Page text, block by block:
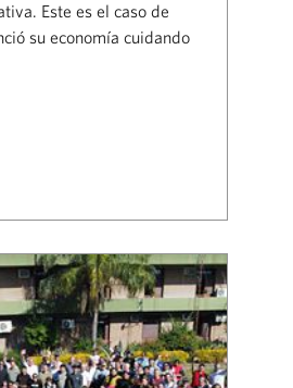
Este es el caso de
su economía cuidando